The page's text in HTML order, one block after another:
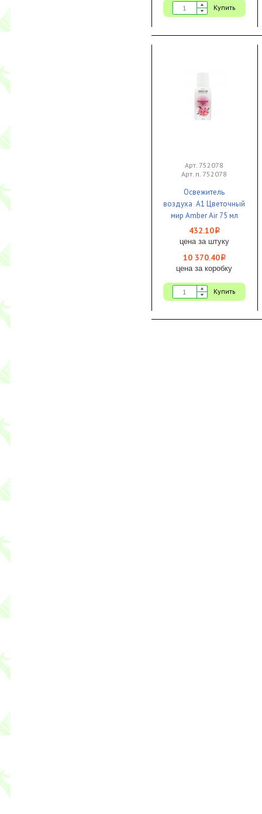
Купить
Арт. 752078
Арт. п. 752078
Освежитель
воздуха А1 Цветочный
мир Amber Air 75 мл
аэрозольный 1/24 ЧЗ
432.10i
цена за штуку
10 370.40i
цена за коробку
Купить